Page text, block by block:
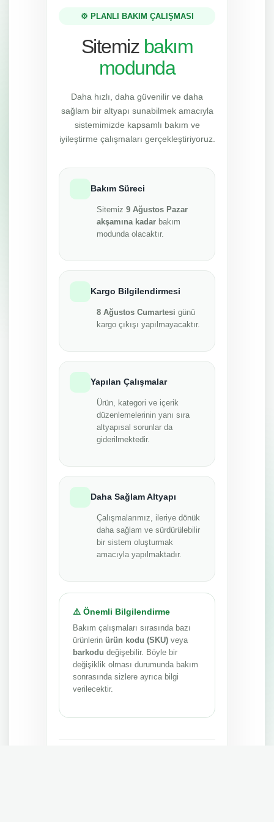
⚙️ PLANLI BAKIM ÇALIŞMASI
Sitemiz bakım
modunda
Daha hızlı, daha güvenilir ve daha
sağlam bir altyapı sunabilmek amacıyla
sistemimizde kapsamlı bakım ve
iyileştirme çalışmaları gerçekleştiriyoruz.
Bakım Süreci
Sitemiz 9 Ağustos Pazar
akşamına kadar bakım
modunda olacaktır.
Kargo Bilgilendirmesi
8 Ağustos Cumartesi günü
kargo çıkışı yapılmayacaktır.
Yapılan Çalışmalar
Ürün, kategori ve içerik
düzenlemelerinin yanı sıra
altyapısal sorunlar da
giderilmektedir.
Daha Sağlam Altyapı
Çalışmalarımız, ileriye dönük
daha sağlam ve sürdürülebilir
bir sistem oluşturmak
amacıyla yapılmaktadır.
⚠️ Önemli Bilgilendirme
Bakım çalışmaları sırasında bazı
ürünlerin ürün kodu (SKU) veya
barkodu değişebilir. Böyle bir
değişiklik olması durumunda bakım
sonrasında sizlere ayrıca bilgi
verilecektir.